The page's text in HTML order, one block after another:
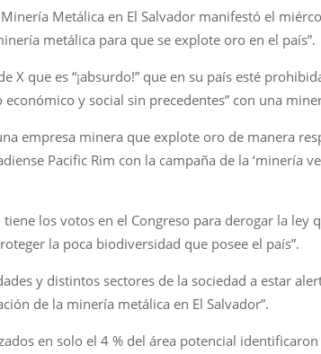
Metálica en El Salvador manifestó el
metálica para que se explote oro en el país”.
X que es “¡absurdo!” que en su país esté
y social sin precedentes” con una
empresa minera que explote oro de manera
Pacific Rim con la campaña de la ‘minería
los votos en el Congreso para derogar la
la poca biodiversidad que posee el país”.
y distintos sectores de la sociedad a estar
de la minería metálica en El Salvador”.
en solo el 4 % del área potencial